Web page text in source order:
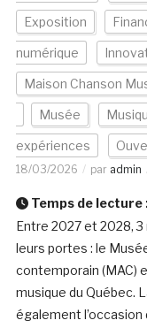
Exposition
numérique
Maison Chanson
Musée
expériences
18/03/2026 par admin
Temps de lecture
Entre 2027 et 2028,
leurs portes : le
contemporain (MAC)
musique du Québec.
également